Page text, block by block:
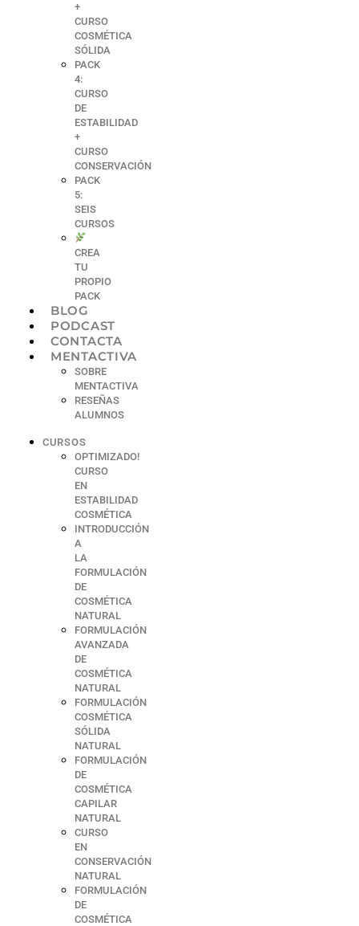
+
CURSO
COSMÉTICA
SÓLIDA
PACK
4:
CURSO
DE
ESTABILIDAD
+
CURSO
CONSERVACIÓN
PACK
5:
SEIS
CURSOS
CREA
TU
PROPIO
PACK
BLOG
PODCAST
CONTACTA
MENTACTIVA
SOBRE
MENTACTIVA
RESEÑAS
ALUMNOS
CURSOS
OPTIMIZADO!
CURSO
EN
ESTABILIDAD
COSMÉTICA
INTRODUCCIÓN
A
LA
FORMULACIÓN
DE
COSMÉTICA
NATURAL
FORMULACIÓN
AVANZADA
DE
COSMÉTICA
NATURAL
FORMULACIÓN
COSMÉTICA
SÓLIDA
NATURAL
FORMULACIÓN
DE
COSMÉTICA
CAPILAR
NATURAL
CURSO
EN
CONSERVACIÓN
NATURAL
FORMULACIÓN
DE
COSMÉTICA